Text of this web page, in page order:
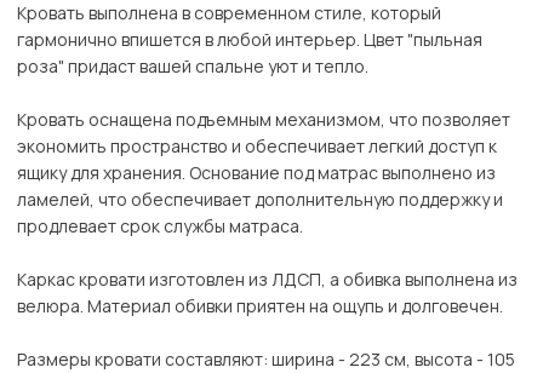
Кровать выполнена в современном стиле, который
гармонично впишется в любой интерьер. Цвет "пыльная
роза" придаст вашей спальне уют и тепло.
Кровать оснащена подъемным механизмом, что позволяет
экономить пространство и обеспечивает легкий доступ к
ящику для хранения. Основание под матрас выполнено из
ламелей, что обеспечивает дополнительную поддержку и
продлевает срок службы матраса.
Каркас кровати изготовлен из ЛДСП, а обивка выполнена из
велюра. Материал обивки приятен на ощупь и долговечен.
Размеры кровати составляют: ширина - 223 см, высота - 105